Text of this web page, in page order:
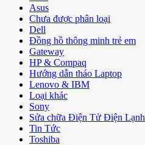
Asus
Chưa được phân loại
Dell
Đồng hồ thông minh trẻ em
Gateway
HP & Compaq
Hướng dẫn tháo Laptop
Lenovo & IBM
Loại khác
Sony
Sửa chữa Điện Tử Điện Lạnh
Tin Tức
Toshiba